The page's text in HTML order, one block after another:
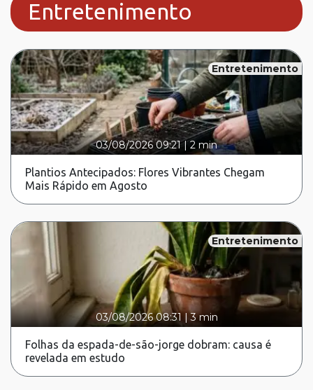
Entretenimento
Entretenimento
03/08/2026 09:21|2 min
Plantios Antecipados: Flores Vibrantes Chegam
Mais Rápido em Agosto
Entretenimento
03/08/2026 08:31 |3 min
Folhas da espada-de-são-jorge dobram: causa é
revelada em estudo